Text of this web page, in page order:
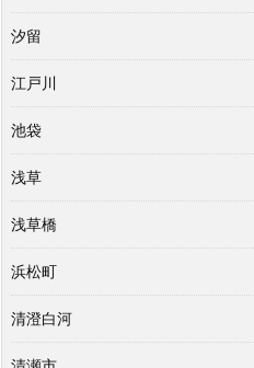
汐留
江戸川
池袋
浅草
浅草橋
浜松町
清澄白河